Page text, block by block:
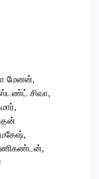
மேனன்,
சிவா,
மகேஷ்,